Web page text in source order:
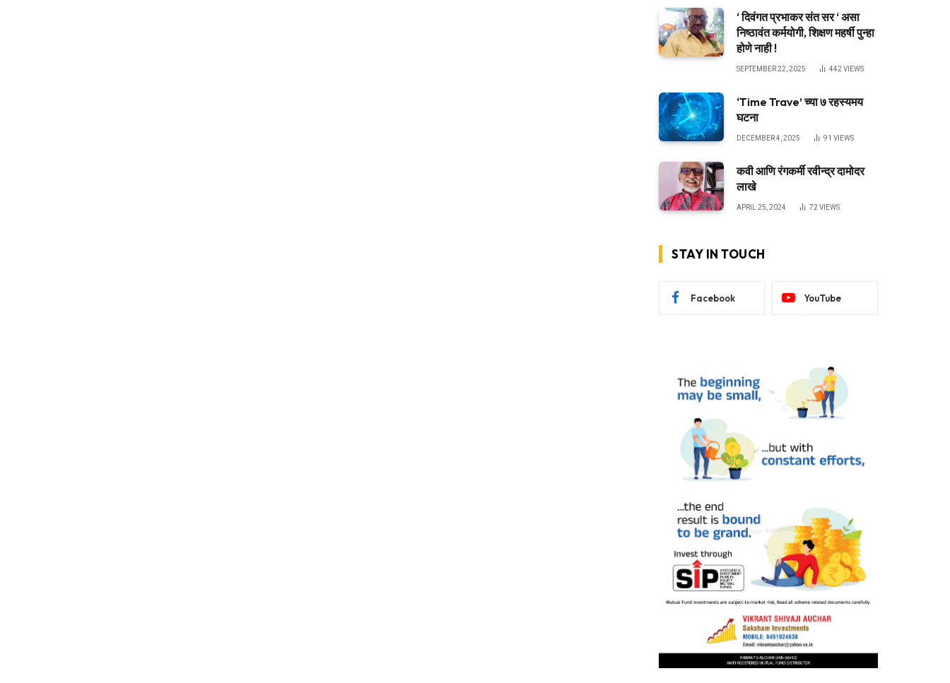
‘ दिवंगत प्रभाकर संत सर ‘ असा
निष्ठावंत कर्मयोगी, शिक्षण महर्षी पुन्हा
होणे नाही !
SEPTEMBER 22, 2025 442 VIEWS
‘Time Trave’ च्या ७ रहस्यमय
घटना
DECEMBER 4, 2025 91 VIEWS
कवी आणि रंगकर्मी रवीन्द्र दामोदर
लाखे
APRIL 25, 2024 72 VIEWS
STAY IN TOUCH
Facebook YouTube